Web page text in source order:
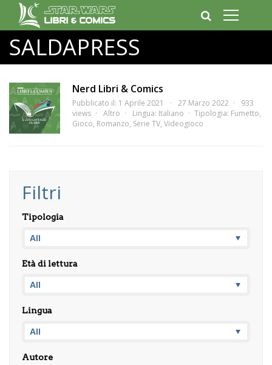
SALDAPRESS
Nerd Libri & Comics
Pubblicato il: 1 Aprile 2021 27 Marzo 2022
933
views
Altro Lingua: Italiano Tipologia: Fumetto,
Gioco, Romanzo, Serie TV, Videogioco
Filtri
Tipologia
Età di lettura
Lingua
Autore